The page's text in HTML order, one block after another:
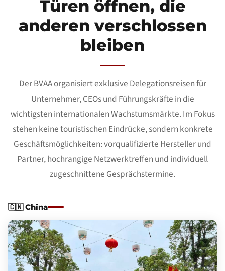
Türen öffnen, die
anderen verschlossen
bleiben
Der BVAA organisiert exklusive Delegationsreisen für
Unternehmer, CEOs und Führungskräfte in die
wichtigsten internationalen Wachstumsmärkte. Im Fokus
stehen keine touristischen Eindrücke, sondern konkrete
Geschäftsmöglichkeiten: vorqualifizierte Hersteller und
Partner, hochrangige Netzwerktreffen und individuell
zugeschnittene Gesprächstermine.
🇨🇳China